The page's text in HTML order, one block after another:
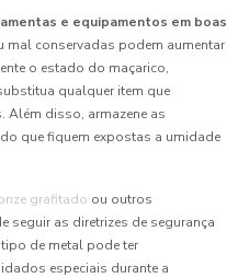
e equipamentos em boas
mal conservadas podem aumentar
o estado do maçarico,
qualquer item que
Além disso, armazene as
que fiquem expostas a umidade
grafitado ou outros
seguir as diretrizes de segurança
de metal pode ter
especiais durante a